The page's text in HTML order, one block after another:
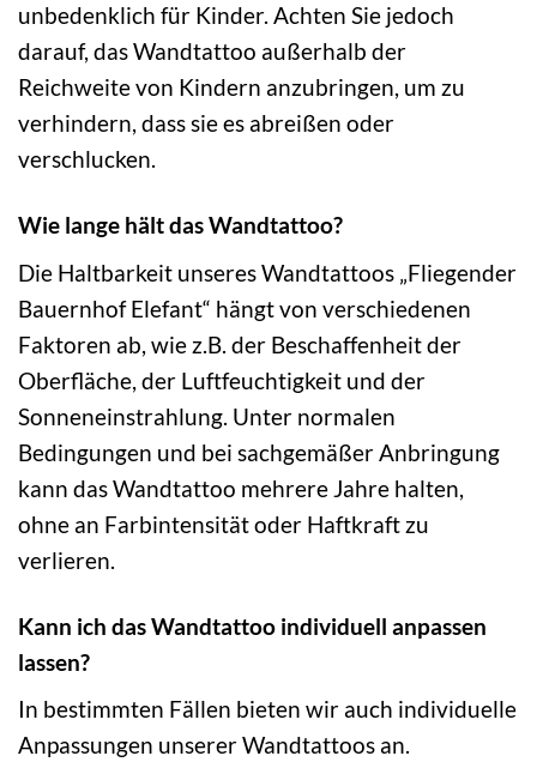
unbedenklich für Kinder. Achten Sie jedoch
darauf, das Wandtattoo außerhalb der
Reichweite von Kindern anzubringen, um zu
verhindern, dass sie es abreißen oder
verschlucken.
Wie lange hält das Wandtattoo?
Die Haltbarkeit unseres Wandtattoos „Fliegender
Bauernhof Elefant“ hängt von verschiedenen
Faktoren ab, wie z.B. der Beschaffenheit der
Oberfläche, der Luftfeuchtigkeit und der
Sonneneinstrahlung. Unter normalen
Bedingungen und bei sachgemäßer Anbringung
kann das Wandtattoo mehrere Jahre halten,
ohne an Farbintensität oder Haftkraft zu
verlieren.
Kann ich das Wandtattoo individuell anpassen
lassen?
In bestimmten Fällen bieten wir auch individuelle
Anpassungen unserer Wandtattoos an.